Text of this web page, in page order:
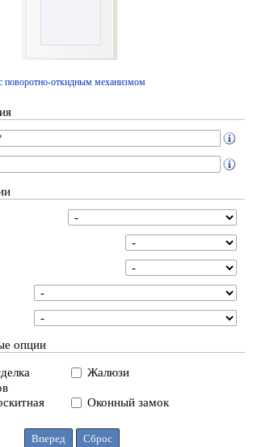
поворотно-откидным механизмом
опции
Жалюзи
Оконный замок